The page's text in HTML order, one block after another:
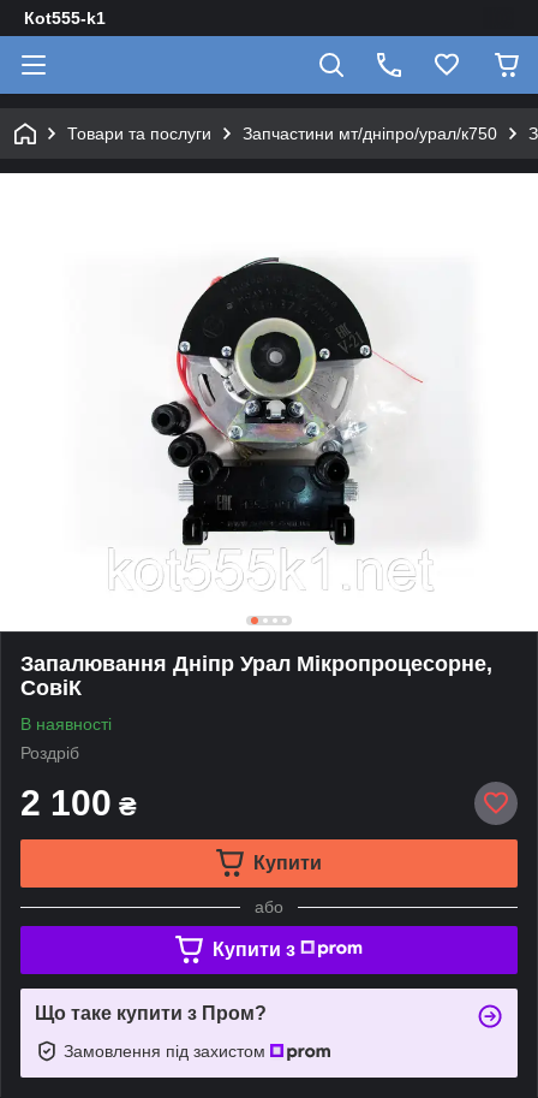
Кot555-k1
Товари та послуги Запчастини мт/дніпро/урал/к750
Запалювання Дніпр Урал Мікропроцесорне,
СовіК
В наявності
Роздріб
2 100 ₴
Купити
або
Купити з
Що таке купити з Пром?
Замовлення під захистом